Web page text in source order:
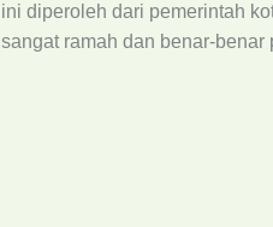
ini diperoleh dari pemerintah
sangat ramah dan benar-benar